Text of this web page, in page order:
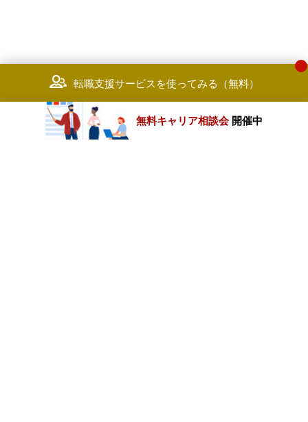
転職支援サービスを使ってみる（無料）
無料キャリア相談会 開催中